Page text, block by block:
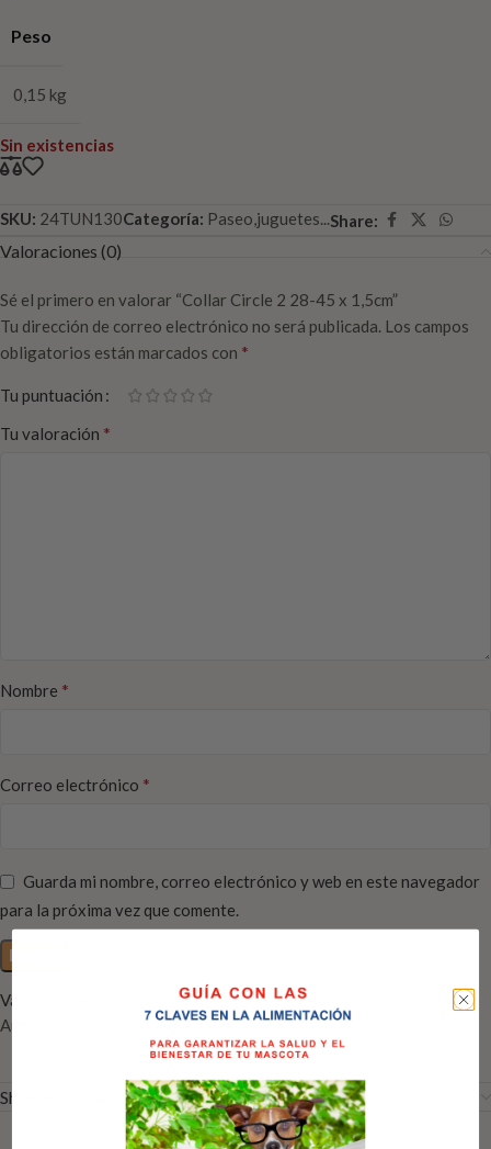
Peso
0,15 kg
Sin existencias
SKU: 24TUN130Categoría: Paseo,juguetes...Share:
Valoraciones (0)
Valoraciones
Aún no hay reseñas
Sé el primero en valorar “Collar Circle 2 28-45 x 1,5cm”
Tu dirección de correo electrónico no será publicada. Los campos
obligatorios están marcados con *
Tu puntuación
Tu valoración *
Nombre *
Correo electrónico *
Guarda mi nombre, correo electrónico y web en este navegador
para la próxima vez que comente.
Shipping & Delivery